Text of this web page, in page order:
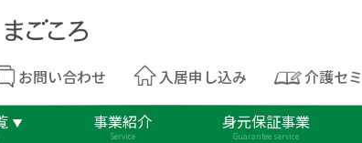
お問い合わせ 入居申し込み 介護セ
事業紹介
Service
身元保証事業
Guarantee service